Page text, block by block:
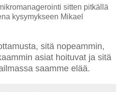
sitten pitkällä
kysymykseen Mikael
sitä nopeammin,
asiat hoituvat ja sitä
saamme elää.